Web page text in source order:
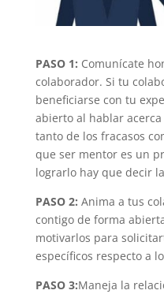
PASO 1: Comunícate
colaborador. Si tu
beneficiarse con tu
abierto al hablar
tanto de los fracasos
que ser mentor es un
lograrlo hay que decir
PASO 2: Anima a tus
contigo de forma
motivarlos para
específicos respecto a
PASO 3:Maneja la